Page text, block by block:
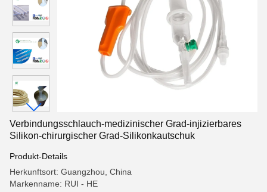
Verbindungsschlauch-medizinischer Grad-injizierbares
Silikon-chirurgischer Grad-Silikonkautschuk
Produkt-Details
Herkunftsort: Guangzhou, China
Markenname: RUI - HE